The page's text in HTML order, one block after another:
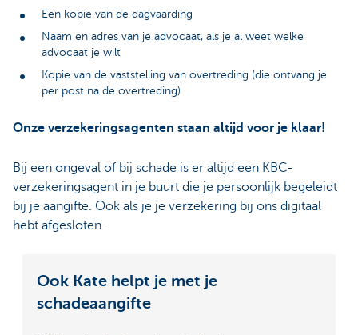
Een kopie van de dagvaarding
Naam en adres van je advocaat, als je al weet welke
advocaat je wilt
Kopie van de vaststelling van overtreding (die ontvang je
per post na de overtreding)
Onze verzekeringsagenten staan altijd voor je klaar!
Bij een ongeval of bij schade is er altijd een KBC-
verzekeringsagent in je buurt die je persoonlijk begeleidt
bij je aangifte. Ook als je je verzekering bij ons digitaal
hebt afgesloten.
Ook Kate helpt je met je
schadeaangifte